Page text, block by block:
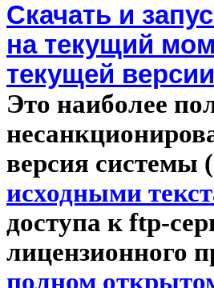
Скачать и
на текущий
текущей версии
Это наиболее
версия системы
исходными
доступа к ftp-
лицензионного
полном